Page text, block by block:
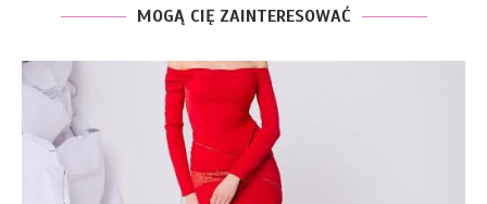
MOGĄ CIĘ ZAINTERESOWAĆ